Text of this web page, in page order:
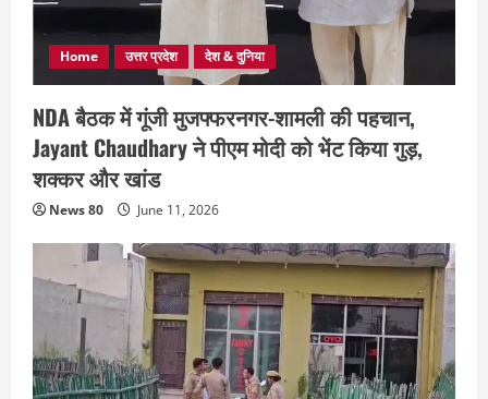
Home उत्तर प्रदेश देश & दुनिया
NDA बैठक में गूंजी मुजफ्फरनगर-शामली की पहचान,
Jayant Chaudhary ने पीएम मोदी को भेंट किया गुड़,
शक्कर और खांड
News 80 June 11, 2026